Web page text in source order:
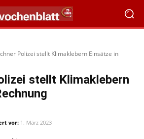
Polizei stellt Klimaklebern Einsätze in
stellt Klimaklebern
vor: 1. März 2023